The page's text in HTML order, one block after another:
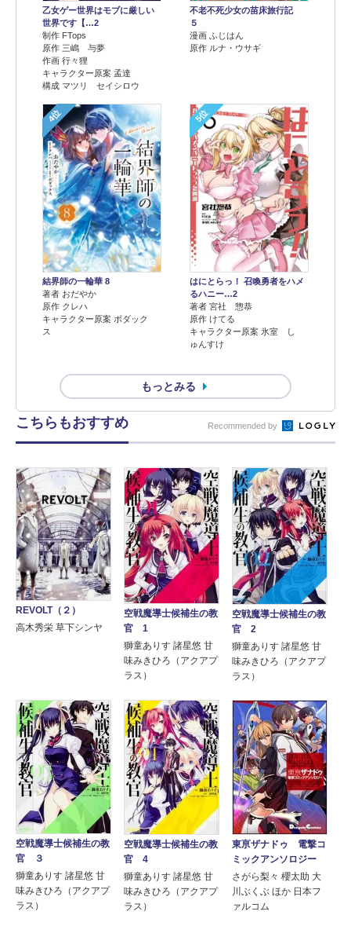
乙女ゲー世界はモブに厳しい
世界です【…2
制作 FTops
原作 三嶋 与夢
作画 行々狸
キャラクター原案 孟達
構成 マツリ セイシロウ
不老不死少女の苗床旅行記
５
漫画 ふじはん
原作 ルナ・ウサギ
4位
結界師の一輪華 8
著者 おだやか
原作 クレハ
キャラクター原案 ボダック
ス
5位
はにとらっ！ 召喚勇者をハメ
るハニー…2
著者 宮社 惣恭
原作 けてる
キャラクター原案 氷室 し
ゅんすけ
もっとみる
こちらもおすすめ Recommended by
REVOLT（２）
高木秀栄 草下シンヤ
空戦魔導士候補生の教
官 1
獅童ありす 諸星悠 甘
味みきひろ（アクアプ
ラス）
空戦魔導士候補生の教
官 2
獅童ありす 諸星悠 甘
味みきひろ（アクアプ
ラス）
空戦魔導士候補生の教
官 ３
獅童ありす 諸星悠 甘
味みきひろ（アクアプ
ラス）
空戦魔導士候補生の教
官 4
獅童ありす 諸星悠 甘
味みきひろ（アクアプ
ラス）
東亰ザナドゥ 電撃コ
ミックアンソロジー
さがら梨々 櫻太助 大
川ぶくぶ ほか 日本フ
ァルコム